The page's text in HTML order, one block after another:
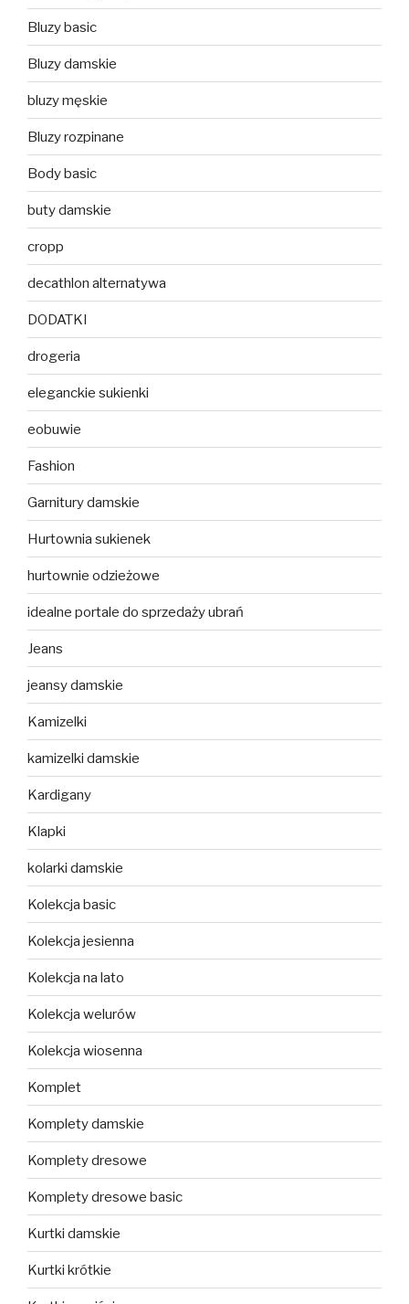
Bluzy basic
Bluzy damskie
bluzy męskie
Bluzy rozpinane
Body basic
buty damskie
cropp
decathlon alternatywa
DODATKI
drogeria
eleganckie sukienki
eobuwie
Fashion
Garnitury damskie
Hurtownia sukienek
hurtownie odzieżowe
idealne portale do sprzedaży ubrań
Jeans
jeansy damskie
Kamizelki
kamizelki damskie
Kardigany
Klapki
kolarki damskie
Kolekcja basic
Kolekcja jesienna
Kolekcja na lato
Kolekcja welurów
Kolekcja wiosenna
Komplet
Komplety damskie
Komplety dresowe
Komplety dresowe basic
Kurtki damskie
Kurtki krótkie